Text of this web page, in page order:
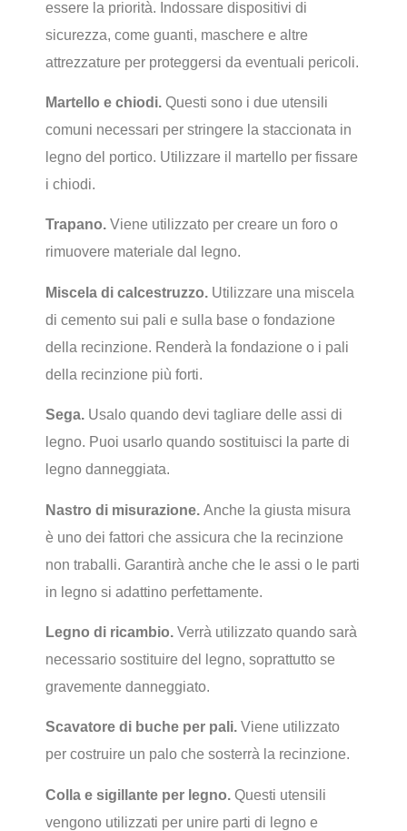
essere la priorità. Indossare dispositivi di
sicurezza, come guanti, maschere e altre
attrezzature per proteggersi da eventuali pericoli.
Martello e chiodi. Questi sono i due utensili
comuni necessari per stringere la staccionata in
legno del portico. Utilizzare il martello per fissare
i chiodi.
Trapano. Viene utilizzato per creare un foro o
rimuovere materiale dal legno.
Miscela di calcestruzzo. Utilizzare una miscela
di cemento sui pali e sulla base o fondazione
della recinzione. Renderà la fondazione o i pali
della recinzione più forti.
Sega. Usalo quando devi tagliare delle assi di
legno. Puoi usarlo quando sostituisci la parte di
legno danneggiata.
Nastro di misurazione. Anche la giusta misura
è uno dei fattori che assicura che la recinzione
non traballi. Garantirà anche che le assi o le parti
in legno si adattino perfettamente.
Legno di ricambio. Verrà utilizzato quando sarà
necessario sostituire del legno, soprattutto se
gravemente danneggiato.
Scavatore di buche per pali. Viene utilizzato
per costruire un palo che sosterrà la recinzione.
Colla e sigillante per legno. Questi utensili
vengono utilizzati per unire parti di legno e